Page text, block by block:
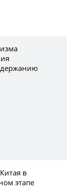
в
этапе